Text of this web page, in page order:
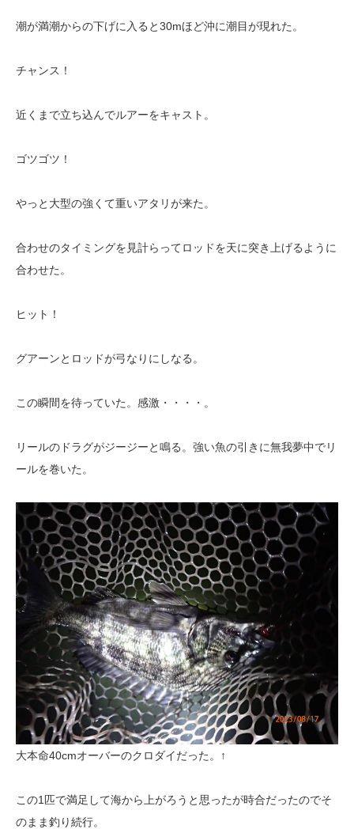
潮が満潮からの下げに入ると30mほど沖に潮目が現れた。
チャンス！
近くまで立ち込んでルアーをキャスト。
ゴツゴツ！
やっと大型の強くて重いアタリが来た。
合わせのタイミングを見計らってロッドを天に突き上げるように
合わせた。
ヒット！
グアーンとロッドが弓なりにしなる。
この瞬間を待っていた。感激・・・・。
リールのドラグがジージーと鳴る。強い魚の引きに無我夢中でリ
ールを巻いた。
大本命40cmオーバーのクロダイだった。↑
この1匹で満足して海から上がろうと思ったが時合だったのでそ
のまま釣り続行。